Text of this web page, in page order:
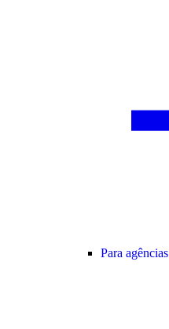
Para agências